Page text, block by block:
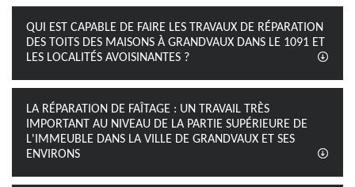
QUI EST CAPABLE DE FAIRE LES TRAVAUX DE RÉPARATION
DES TOITS DES MAISONS À GRANDVAUX DANS LE 1091 ET
LES LOCALITÉS AVOISINANTES ?
LA RÉPARATION DE FAÎTAGE : UN TRAVAIL TRÈS
IMPORTANT AU NIVEAU DE LA PARTIE SUPÉRIEURE DE
L'IMMEUBLE DANS LA VILLE DE GRANDVAUX ET SES
ENVIRONS